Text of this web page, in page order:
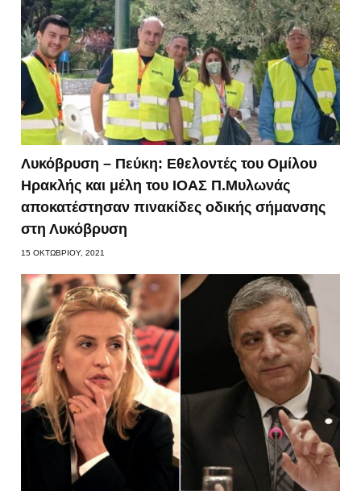
Λυκόβρυση – Πεύκη: Εθελοντές του Ομίλου
Ηρακλής και μέλη του ΙΟΑΣ Π.Μυλωνάς
αποκατέστησαν πινακίδες οδικής σήμανσης
στη Λυκόβρυση
15 ΟΚΤΩΒΡΊΟΥ, 2021